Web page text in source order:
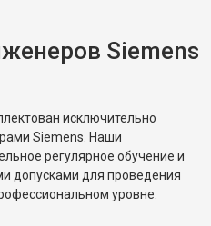
Siemens
исключительно
Siemens. Наши
регулярное обучение и
допусками для проведения
уровне.